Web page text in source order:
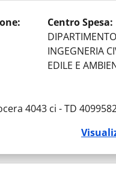
:
Centro Spesa:
INGEGNERIA
EDILE E
4043 ci - TD